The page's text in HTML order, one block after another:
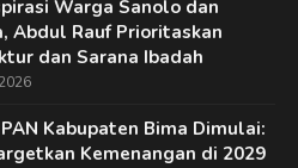
Warga Sanolo dan
Abdul Rauf Prioritaskan
dan Sarana Ibadah
Kabupaten Bima Dimulai:
Kemenangan di 2029